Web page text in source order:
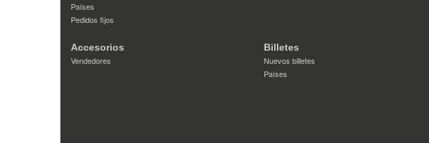
Países
Pedidos fijos
Accesorios
Vendedores
Billetes
Nuevos billetes
Países